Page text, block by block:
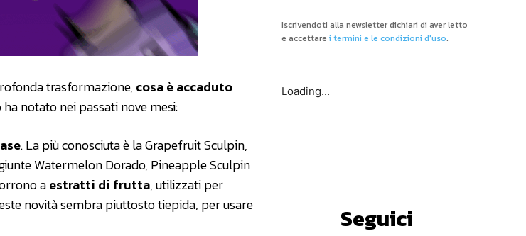
trasformazione, cosa è accaduto
notato nei passati nove mesi:
. La più conosciuta è la Grapefruit Sculpin,
Watermelon Dorado, Pineapple Sculpin
aestratti di frutta, utilizzati per
novità sembra piuttosto tiepida, per usare
Iscrivendoti alla newsletter dichiari di aver letto
e accettare i termini e le condizioni d'uso.
Loading...
Seguici